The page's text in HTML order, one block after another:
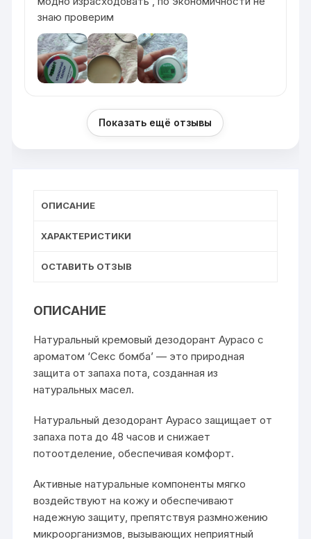
знаю проверим
Показать ещё отзывы
ОПИСАНИЕ
ХАРАКТЕРИСТИКИ
ОСТАВИТЬ ОТЗЫВ
ОПИСАНИЕ
Натуральный кремовый дезодорант Аурасо с
ароматом ‘Секс бомба’ — это природная
защита от запаха пота, созданная из
натуральных масел.
Натуральный дезодорант Аурасо защищает от
запаха пота до 48 часов и снижает
потоотделение, обеспечивая комфорт.
Активные натуральные компоненты мягко
воздействуют на кожу и обеспечивают
надежную защиту, препятствуя размножению
микроорганизмов, вызывающих неприятный